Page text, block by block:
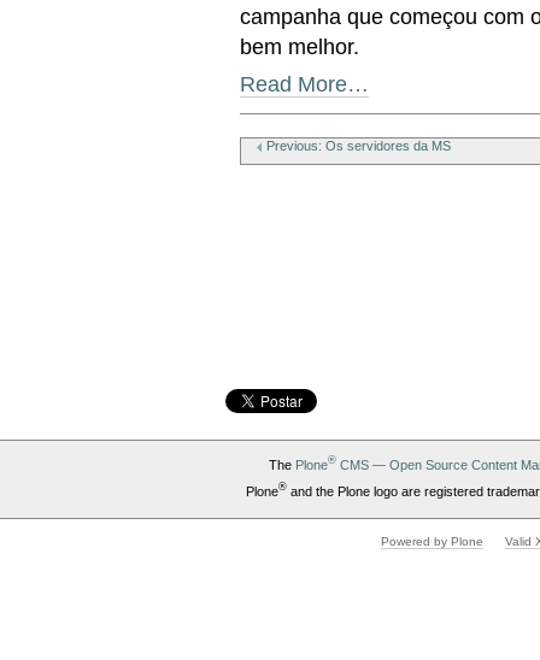
campanha que começou com
bem melhor.
Read More…
ActionsPrevious: Os servidores da MS
The Plone®CMS — Open Source Content
Plone®and the Plone logo are registered
Powered by Plone Valid